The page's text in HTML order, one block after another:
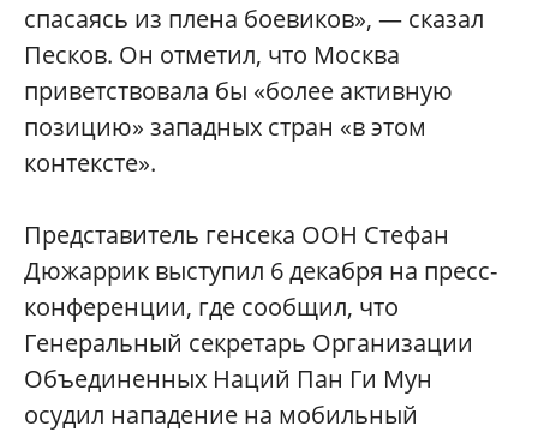
спасаясь из плена боевиков», — сказал
Песков. Он отметил, что Москва
приветствовала бы «более активную
позицию» западных стран «в этом
контексте».
Представитель генсека ООН Стефан
Дюжаррик выступил 6 декабря на пресс-
конференции, где сообщил, что
Генеральный секретарь Организации
Объединенных Наций Пан Ги Мун
осудил нападение на мобильный